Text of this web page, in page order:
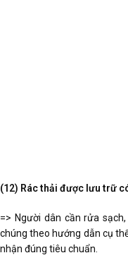
(12) Rác thải được lưu trữ
=> Người dân cần rửa
chúng theo hướng dẫn cụ
nhận đúng tiêu chuẩn.